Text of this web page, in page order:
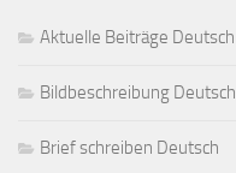
Aktuelle Beiträge Deutsch
Bildbeschreibung Deutsch
Brief schreiben Deutsch